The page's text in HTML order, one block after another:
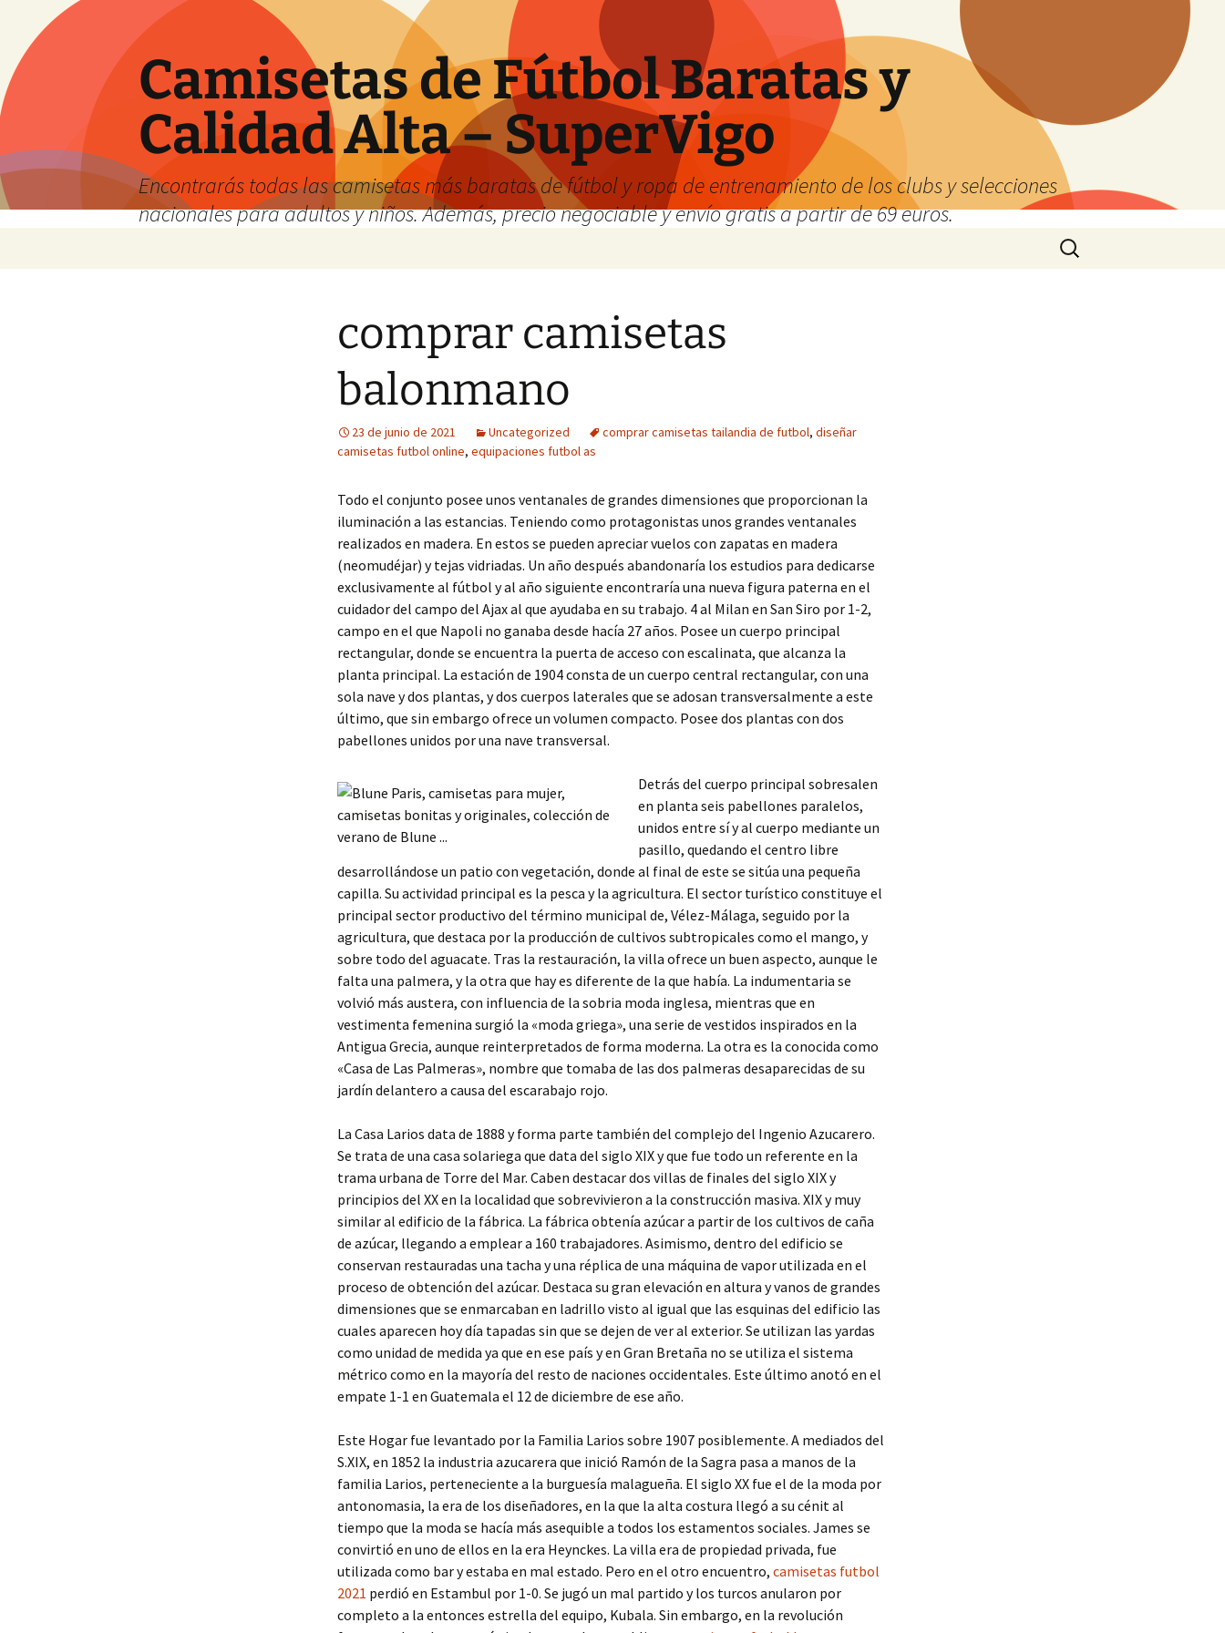
Camisetas de Fútbol Baratas y
Calidad Alta – SuperVigo
Encontrarás todas las camisetas más baratas de fútbol y ropa de entrenamiento de los clubs y selecciones
nacionales para adultos y niños. Además, precio negociable y envío gratis a partir de 69 euros.
Buscar:
comprar camisetas
balonmano
23 de junio de 2021 Uncategorized comprar camisetas tailandia de futbol, diseñar
camisetas futbol online, equipaciones futbol as
Todo el conjunto posee unos ventanales de grandes dimensiones que proporcionan la
iluminación a las estancias. Teniendo como protagonistas unos grandes ventanales
realizados en madera. En estos se pueden apreciar vuelos con zapatas en madera
(neomudéjar) y tejas vidriadas. Un año después abandonaría los estudios para dedicarse
exclusivamente al fútbol y al año siguiente encontraría una nueva figura paterna en el
cuidador del campo del Ajax al que ayudaba en su trabajo. 4 al Milan en San Siro por 1-2,
campo en el que Napoli no ganaba desde hacía 27 años. Posee un cuerpo principal
rectangular, donde se encuentra la puerta de acceso con escalinata, que alcanza la
planta principal. La estación de 1904 consta de un cuerpo central rectangular, con una
sola nave y dos plantas, y dos cuerpos laterales que se adosan transversalmente a este
último, que sin embargo ofrece un volumen compacto. Posee dos plantas con dos
pabellones unidos por una nave transversal.
Detrás del cuerpo principal sobresalen
en planta seis pabellones paralelos,
unidos entre sí y al cuerpo mediante un
pasillo, quedando el centro libre
desarrollándose un patio con vegetación, donde al final de este se sitúa una pequeña
capilla. Su actividad principal es la pesca y la agricultura. El sector turístico constituye el
principal sector productivo del término municipal de, Vélez-Málaga, seguido por la
agricultura, que destaca por la producción de cultivos subtropicales como el mango, y
sobre todo del aguacate. Tras la restauración, la villa ofrece un buen aspecto, aunque le
falta una palmera, y la otra que hay es diferente de la que había. La indumentaria se
volvió más austera, con influencia de la sobria moda inglesa, mientras que en
vestimenta femenina surgió la «moda griega», una serie de vestidos inspirados en la
Antigua Grecia, aunque reinterpretados de forma moderna. La otra es la conocida como
«Casa de Las Palmeras», nombre que tomaba de las dos palmeras desaparecidas de su
jardín delantero a causa del escarabajo rojo.
La Casa Larios data de 1888 y forma parte también del complejo del Ingenio Azucarero.
Se trata de una casa solariega que data del siglo XIX y que fue todo un referente en la
trama urbana de Torre del Mar. Caben destacar dos villas de finales del siglo XIX y
principios del XX en la localidad que sobrevivieron a la construcción masiva. XIX y muy
similar al edificio de la fábrica. La fábrica obtenía azúcar a partir de los cultivos de caña
de azúcar, llegando a emplear a 160 trabajadores. Asimismo, dentro del edificio se
conservan restauradas una tacha y una réplica de una máquina de vapor utilizada en el
proceso de obtención del azúcar. Destaca su gran elevación en altura y vanos de grandes
dimensiones que se enmarcaban en ladrillo visto al igual que las esquinas del edificio las
cuales aparecen hoy día tapadas sin que se dejen de ver al exterior. Se utilizan las yardas
como unidad de medida ya que en ese país y en Gran Bretaña no se utiliza el sistema
métrico como en la mayoría del resto de naciones occidentales. Este último anotó en el
empate 1-1 en Guatemala el 12 de diciembre de ese año.
Este Hogar fue levantado por la Familia Larios sobre 1907 posiblemente. A mediados del
S.XIX, en 1852 la industria azucarera que inició Ramón de la Sagra pasa a manos de la
familia Larios, perteneciente a la burguesía malagueña. El siglo XX fue el de la moda por
antonomasia, la era de los diseñadores, en la que la alta costura llegó a su cénit al
tiempo que la moda se hacía más asequible a todos los estamentos sociales. James se
convirtió en uno de ellos en la era Heynckes. La villa era de propiedad privada, fue
utilizada como bar y estaba en mal estado. Pero en el otro encuentro, camisetas futbol
2021 perdió en Estambul por 1-0. Se jugó un mal partido y los turcos anularon por
completo a la entonces estrella del equipo, Kubala. Sin embargo, en la revolución